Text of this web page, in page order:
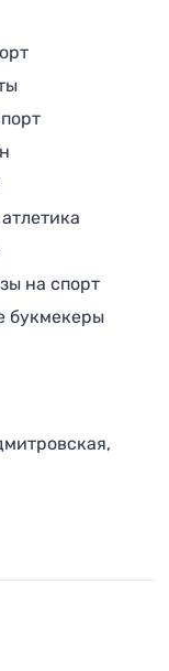
на спорт
букмекеры